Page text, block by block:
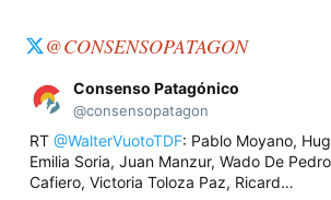
@CONSENSOPATAGON
Consenso Patagónico
@consensopatagon
RT @WalterVuotoTDF: Pablo Moyano,
Emilia Soria, Juan Manzur, Wado De
Cafiero, Victoria Toloza Paz, Ricard…